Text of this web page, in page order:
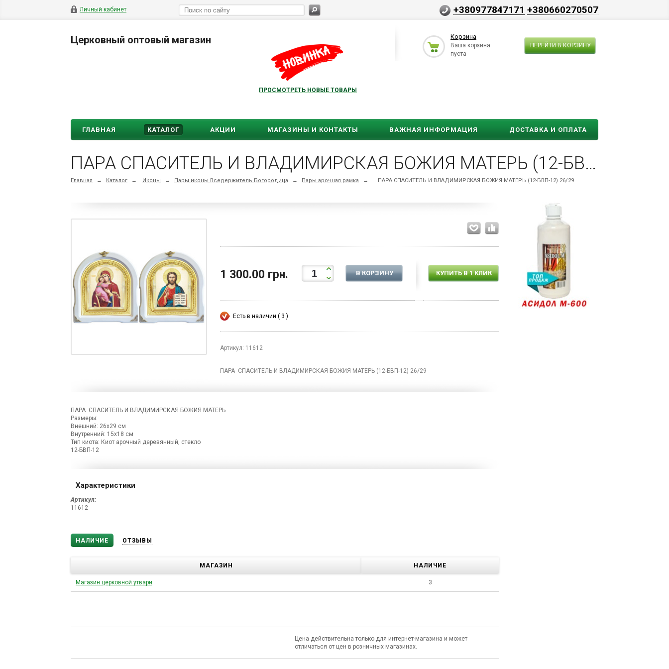
Личный кабинет +380977847171 +380660270507
Церковный оптовый магазин
ПРОСМОТРЕТЬ НОВЫЕ ТОВАРЫ
Корзина
Ваша корзина
пуста
ПЕРЕЙТИ В КОРЗИНУ
ГЛАВНАЯ КАТАЛОГ АКЦИИ МАГАЗИНЫ И КОНТАКТЫ ВАЖНАЯ ИНФОРМАЦИЯ ДОСТАВКА И ОПЛАТА
ПАРА СПАСИТЕЛЬ И ВЛАДИМИРСКАЯ БОЖИЯ МАТЕРЬ (12-БВП-12) 26/29
Главная → Каталог → Иконы → Пары иконы Вседержитель Богородица → Пары арочная рамка → ПАРА СПАСИТЕЛЬ И ВЛАДИМИРСКАЯ БОЖИЯ МАТЕРЬ (12-БВП-12) 26/29
1 300.00 грн. В КОРЗИНУ КУПИТЬ В 1 КЛИК
Есть в наличии ( 3 )
Артикул: 11612
ПАРА СПАСИТЕЛЬ И ВЛАДИМИРСКАЯ БОЖИЯ МАТЕРЬ (12-БВП-12) 26/29
ПАРА СПАСИТЕЛЬ И ВЛАДИМИРСКАЯ БОЖИЯ МАТЕРЬ
Размеры:
Внешний: 26х29 см
Внутренний: 15х18 см
Тип киота: Киот арочный деревянный, стекло
12-БВП-12
Характеристики
Артикул:
11612
НАЛИЧИЕ ОТЗЫВЫ
МАГАЗИН НАЛИЧИЕ
Магазин церковной утвари 3
Цена действительна только для интернет-магазина и может
отличаться от цен в розничных магазинах.